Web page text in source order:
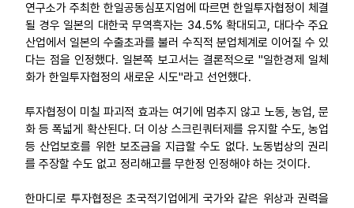
연구소가 주최한 한일공동심포지엄에 따르면 한일투자협정이 체결
될 경우 일본의 대한국 무역흑자는 34.5% 확대되고, 대다수 주요
산업에서 일본의 수출초과를 불러 수직적 분업체계로 이어질 수 있
다는 점을 인정했다. 일본쪽 보고서는 결론적으로 "일한경제 일체
화가 한일투자협정의 새로운 시도"라고 선언했다.
투자협정이 미칠 파괴적 효과는 여기에 멈추지 않고 노동, 농업, 문
화 등 폭넓게 확산된다. 더 이상 스크린쿼터제를 유지할 수도, 농업
등 산업보호를 위한 보조금을 지급할 수도 없다. 노동법상의 권리
를 주장할 수도 없고 정리해고를 무한정 인정해야 하는 것이다.
한마디로 투자협정은 초국적기업에게 국가와 같은 위상과 권력을